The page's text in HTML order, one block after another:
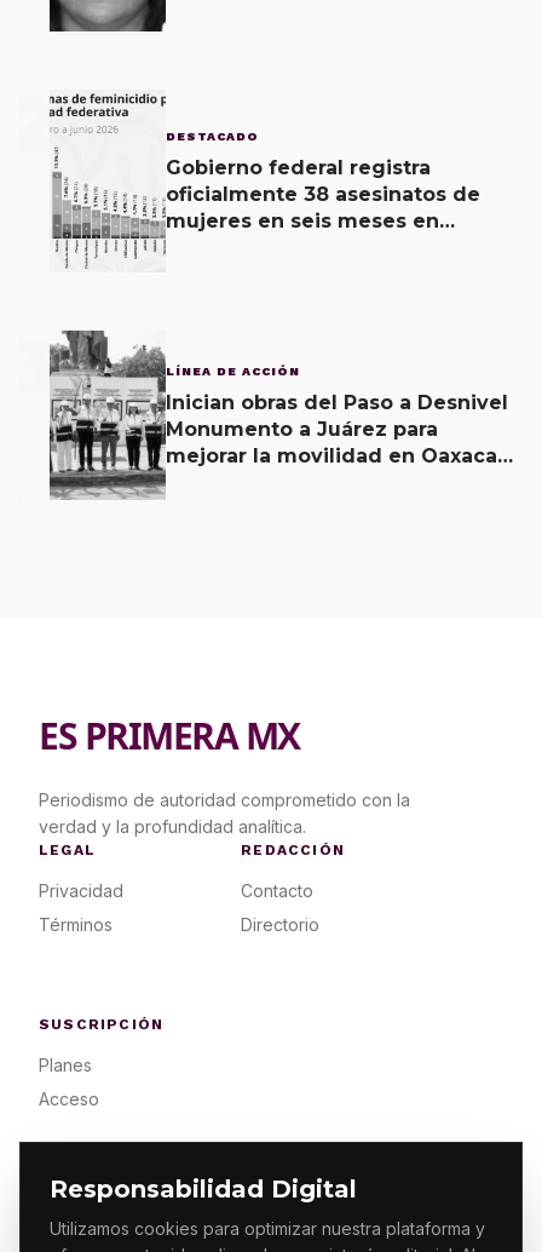
Responsabilidad Digital
Utilizamos cookies para optimizar nuestra plataforma y
2 DESTACADO
Gobierno federal registra
oficialmente 38 asesinatos de
mujeres en seis meses en
3 LÍNEA DE ACCIÓN
Inician obras del Paso a Desnivel
Monumento a Juárez para
mejorar la movilidad en Oaxaca
ES PRIMERA MX
Periodismo de autoridad comprometido con la
verdad y la profundidad analítica.
LEGAL
Privacidad
Términos
REDACCIÓN
Contacto
Directorio
SUSCRIPCIÓN
Planes
Acceso